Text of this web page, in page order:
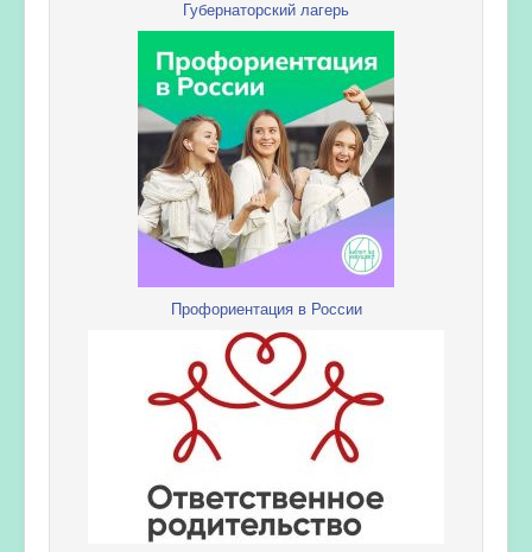
Губернаторский лагерь
Профориентация в России